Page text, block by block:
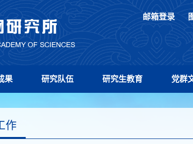
邮箱登录
果 研究队伍 研究生教育 党群
作